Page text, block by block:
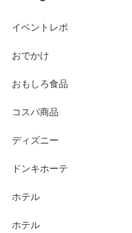
イベントレポ
おでかけ
おもしろ食品
コスパ商品
ディズニー
ドンキホーテ
ホテル
ホテル